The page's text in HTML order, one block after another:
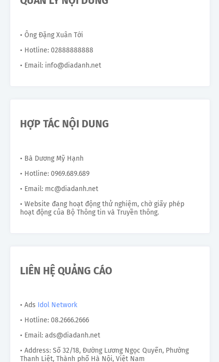
• Ông Đặng Xuân Tới
• Hotline: 02888888888
• Email: info@diadanh.net
HỢP TÁC NỘI DUNG
• Bà Dương Mỹ Hạnh
• Hotline: 0969.689.689
• Email: mc@diadanh.net
• Website đang hoạt động thử nghiệm, chờ giấy phép
hoạt động của Bộ Thông tin và Truyền thông.
LIÊN HỆ QUẢNG CÁO
• Ads Idol Network
• Hotline: 08.2666.2666
• Email: ads@diadanh.net
• Address: Số 32/18, Đường Lương Ngọc Quyến, Phường
Thanh Liệt, Thành phố Hà Nội, Việt Nam